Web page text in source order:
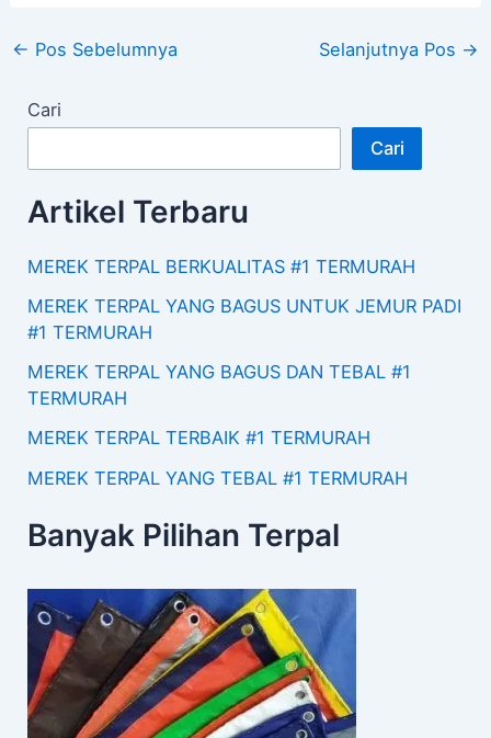
← Pos Sebelumnya Selanjutnya Pos →
Cari
Cari
Artikel Terbaru
MEREK TERPAL BERKUALITAS #1 TERMURAH
MEREK TERPAL YANG BAGUS UNTUK JEMUR PADI
#1 TERMURAH
MEREK TERPAL YANG BAGUS DAN TEBAL #1
TERMURAH
MEREK TERPAL TERBAIK #1 TERMURAH
MEREK TERPAL YANG TEBAL #1 TERMURAH
Banyak Pilihan Terpal